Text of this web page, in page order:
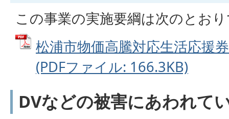
この事業の実施要綱は次のとお
松浦市物価高騰対応生活応援
(PDFファイル: 166.3KB)
DVなどの被害にあわれて